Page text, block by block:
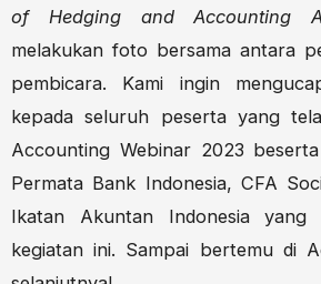
of Hedging and Accounting
melakukan foto bersama antara
pembicara. Kami ingin
kepada seluruh peserta yang
Accounting Webinar 2023
Permata Bank Indonesia, CFA
Ikatan Akuntan Indonesia yang
kegiatan ini. Sampai bertemu di